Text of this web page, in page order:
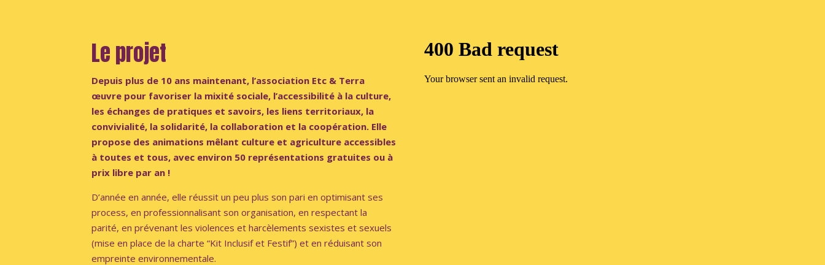
Le projet
Depuis plus de 10 ans maintenant, l’association Etc & Terra
œuvre pour favoriser la mixité sociale, l’accessibilité à la culture,
les échanges de pratiques et savoirs, les liens territoriaux, la
convivialité, la solidarité, la collaboration et la coopération. Elle
propose des animations mêlant culture et agriculture accessibles
à toutes et tous, avec environ 50 représentations gratuites ou à
prix libre par an !
D’année en année, elle réussit un peu plus son pari en optimisant ses
process, en professionnalisant son organisation, en respectant la
parité, en prévenant les violences et harcèlements sexistes et sexuels
(mise en place de la charte “Kit Inclusif et Festif”) et en réduisant son
empreinte environnementale.